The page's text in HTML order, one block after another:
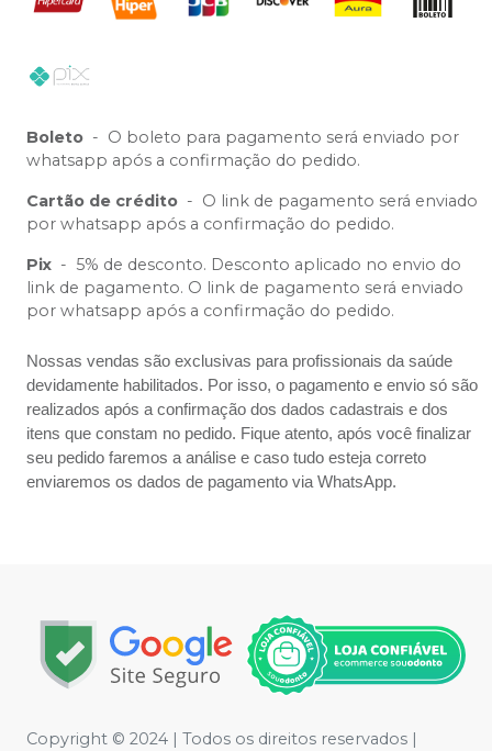
Boleto - O boleto para pagamento será enviado por
whatsapp após a confirmação do pedido.
Cartão de crédito - O link de pagamento será enviado
por whatsapp após a confirmação do pedido.
Pix - 5% de desconto. Desconto aplicado no envio do
link de pagamento. O link de pagamento será enviado
por whatsapp após a confirmação do pedido.
Nossas vendas são exclusivas para profissionais da saúde
devidamente habilitados. Por isso, o pagamento e envio só são
realizados após a confirmação dos dados cadastrais e dos
itens que constam no pedido. Fique atento, após você finalizar
seu pedido faremos a análise e caso tudo esteja correto
enviaremos os dados de pagamento via WhatsApp.
Copyright © 2024 | Todos os direitos reservados |